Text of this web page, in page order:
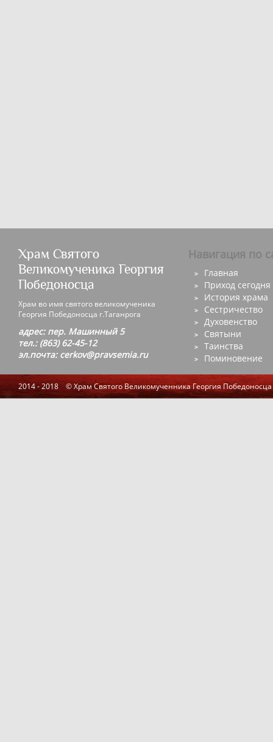
Храм Святого
Великомученика Георгия
Победоносца
Храм во имя святого великомученика
Георгия Победоносца г.Таганрога
адрес: пер. Машинный 5
тел.: (863) 62-45-12
эл.почта: cerkov@pravsemia.ru
Навигация по
Главная
Приход сегодня
История храма
Сестричество
Духовенство
Святыни
Таинства
Поминовение
2014 - 2018 © Храм Святого Великомученника Георгия Победоносца